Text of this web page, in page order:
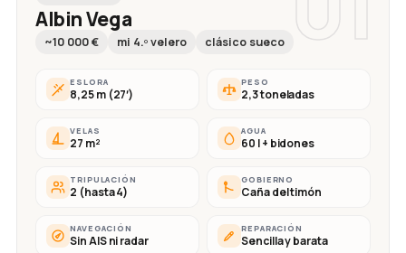
Albin Vega
~10 000 € mi 4.º velero clásico sueco
ESLORA
8,25 m (27′)
PESO
2,3 toneladas
VELAS
27 m²
AGUA
60 l + bidones
TRIPULACIÓN
2 (hasta 4)
GOBIERNO
Caña del timón
NAVEGACIÓN
Sin AIS ni radar
REPARACIÓN
Sencilla y barata